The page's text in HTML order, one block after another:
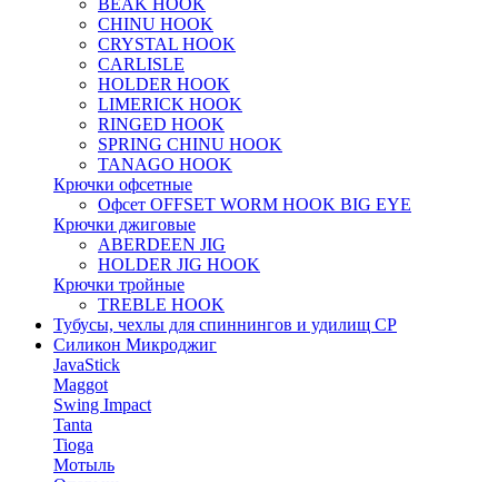
BEAK HOOK
CHINU HOOK
CRYSTAL HOOK
CARLISLE
HOLDER HOOK
LIMERICK HOOK
RINGED HOOK
SPRING CHINU HOOK
TANAGO HOOK
Крючки офсетные
Офсет OFFSET WORM HOOK BIG EYE
Крючки джиговые
ABERDEEN JIG
HOLDER JIG HOOK
Крючки тройные
TREBLE HOOK
Тубусы, чехлы для спиннингов и удилищ СР
Силикон Микроджиг
JavaStick
Maggot
Swing Impact
Tanta
Tioga
Мотыль